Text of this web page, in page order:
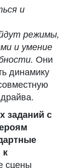
и
режимы,
и умение
Они
динамику
заданий с
к
сцены